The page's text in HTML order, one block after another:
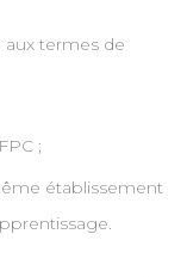
termes de
;
établissement